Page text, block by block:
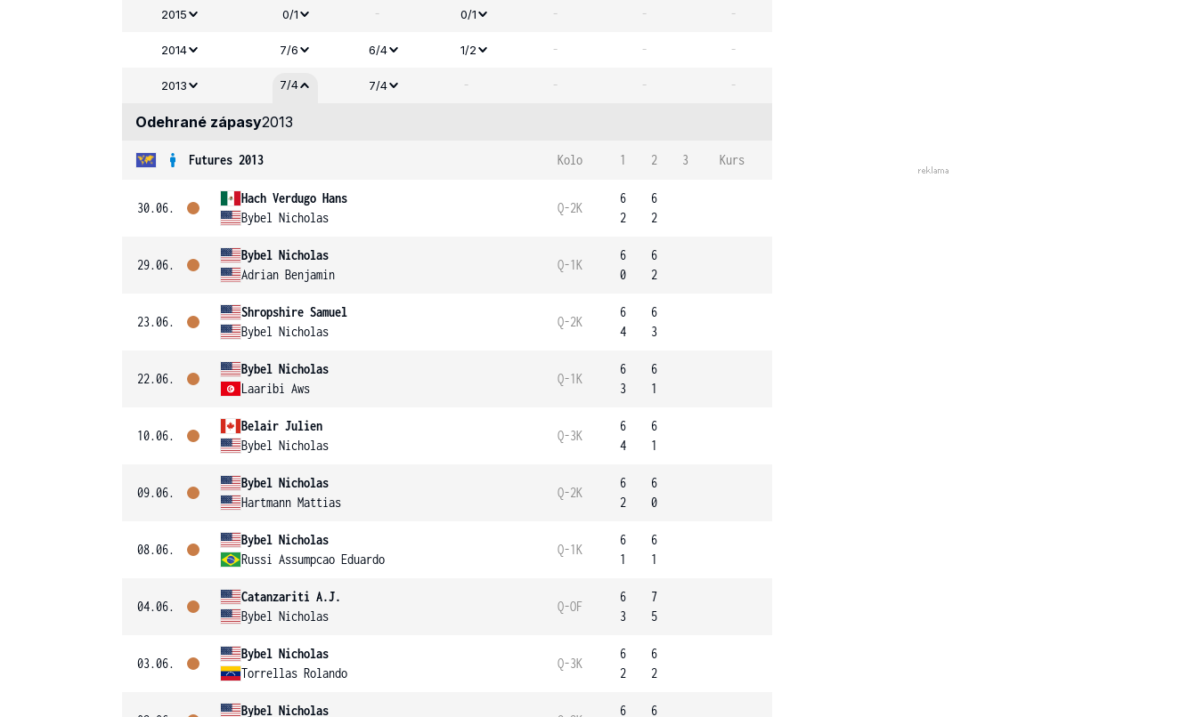
2015 0/1 - 0/1 - - -
2014 7/6 6/4 1/2 - - -
2013 7/4 7/4 - - - -
Odehrané zápasy2013
Futures 2013 Kolo 1 2 3 Kurs
30.06.
Hach Verdugo Hans
Bybel Nicholas
Q-2K
6
2
6
2
29.06.
Bybel Nicholas
Adrian Benjamin
Q-1K
6
0
6
2
23.06.
Shropshire Samuel
Bybel Nicholas
Q-2K
6
4
6
3
22.06.
Bybel Nicholas
Laaribi Aws
Q-1K
6
3
6
1
10.06.
Belair Julien
Bybel Nicholas
Q-3K
6
4
6
1
09.06.
Bybel Nicholas
Hartmann Mattias
Q-2K
6
2
6
0
08.06.
Bybel Nicholas
Russi Assumpcao Eduardo
Q-1K
6
1
6
1
04.06.
Catanzariti A.J.
Bybel Nicholas
Q-OF
6
3
7
5
03.06.
Bybel Nicholas
Torrellas Rolando
Q-3K
6
2
6
2
Bybel Nicholas
6
6